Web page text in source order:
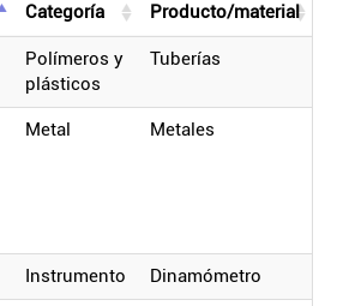
categoría producto/material
polímeros y
plásticos
tuberías
metal metales
instrumento dinamómetro